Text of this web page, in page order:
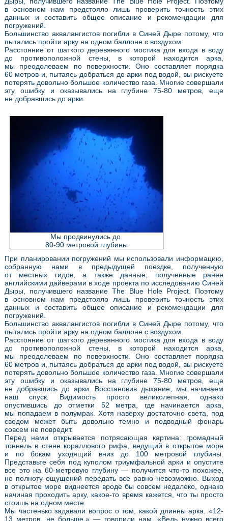
в основном нам предстояло лишь проверить точность этих
данных и составить общее описание и рекомендации для
погружений.
Большинство аквалангистов погибли в Синей Дыре потому, что
пытались пройти арку на одном баллоне с воздухом.
Расстояние от шаткого деревянного мостика для входа в воду
до противоположной стены, в которой находится арка,
мы преодолеваем по поверхности. Оно составляет порядка
60 метров и, пытаясь добраться до арки под водой, вы рискуете
потерять довольно большое количество газа. Многие совершали
эту ошибку и оказывались на глубине 75-80 метров, еще
не добравшись до арки.
Мы продвинулись до
80-90 метровой глубины
При планировании погружений мы использовали информацию,
собранную нами в предыдущей поездке, полученную
от местных гидов, а также данные, полученные ранее
английскими дайверами в ходе проекта по исследованию Синей
Дыры, получившего название The Blue Hole Project. Поэтому
в основном нам предстояло лишь проверить точность этих
данных и составить общее описание и рекомендации для
погружений.
Большинство аквалангистов погибли в Синей Дыре потому, что
пытались пройти арку на одном баллоне с воздухом.
Расстояние от шаткого деревянного мостика для входа в воду
до противоположной стены, в которой находится арка,
мы преодолеваем по поверхности. Оно составляет порядка
60 метров и, пытаясь добраться до арки под водой, вы рискуете
потерять довольно большое количество газа. Многие совершали
эту ошибку и оказывались на глубине 75-80 метров, еще
не добравшись до арки. Восстановив дыхание, мы начинаем
наш спуск. Видимость просто великолепная, однако
опустившись до отметки 52 метра, где начинается арка,
мы попадаем в полумрак. Хотя наверху достаточно света, под
сводом может быть довольно темно и подводный фонарь
совсем не повредит.
Перед нами открывается потрясающая картина: громадный
тоннель в стене кораллового рифа, ведущий в открытое море
и по бокам уходящий вниз до 100 метровой глубины.
Представьте себя под куполом триумфальной арки и опустите
все это на 60-метровую глубину — получится что-то похожее,
но полноту ощущений передать все равно невозможно. Выход
в открытое море виднеется вроде бы совсем недалеко, однако
начиная проходить арку, какое-то время кажется, что ты просто
стоишь на одном месте.
Мы частенько задавали вопрос о том, какой длинны арка. «12-
13 метров, не больше.» — говорили нам. «Ведь нужно всего